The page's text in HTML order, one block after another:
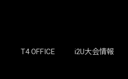
T4 OFFICE i2U大会情報